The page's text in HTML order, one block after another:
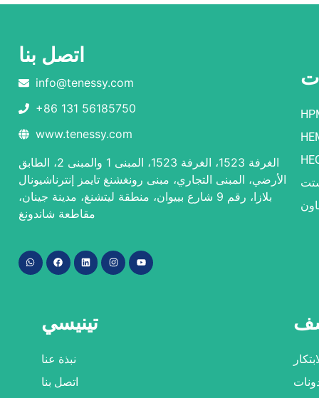
اتصل بنا
info@tenessy.com
+86 131 56185750
www.tenessy.com
الغرفة 1523، الغرفة 1523، المبنى 1 والمبنى 2، الطابق
الأرضي، المبنى التجاري، مبنى رونغشنغ تايمز إنترناشيونال
بلازا، رقم 9 شارع بييوان، منطقة ليتشنغ، مدينة جينان،
مقاطعة شاندونغ
تينيسي
نبذة عنا
اتصل بنا